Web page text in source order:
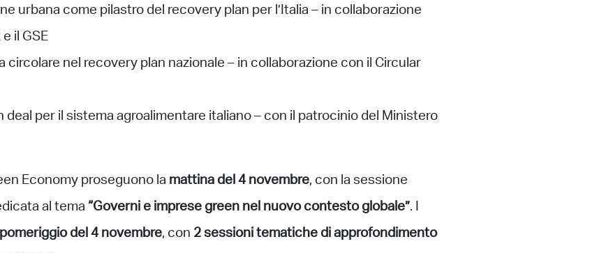
urbana come pilastro del recovery plan per l’Italia – in collaborazione
il GSE
circolare nel recovery plan nazionale – in collaborazione con il Circular
deal per il sistema agroalimentare italiano – con il patrocinio del Ministero
Economy proseguono la mattina del 4 novembre, con la sessione
al tema “Governi e imprese green nel nuovo contesto globale”. I
pomeriggio del 4 novembre, con 2 sessioni tematiche di approfondimento